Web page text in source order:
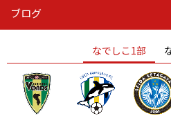
ニッパツ
ニッパツ 名古屋
ブログ
なでしこ1部